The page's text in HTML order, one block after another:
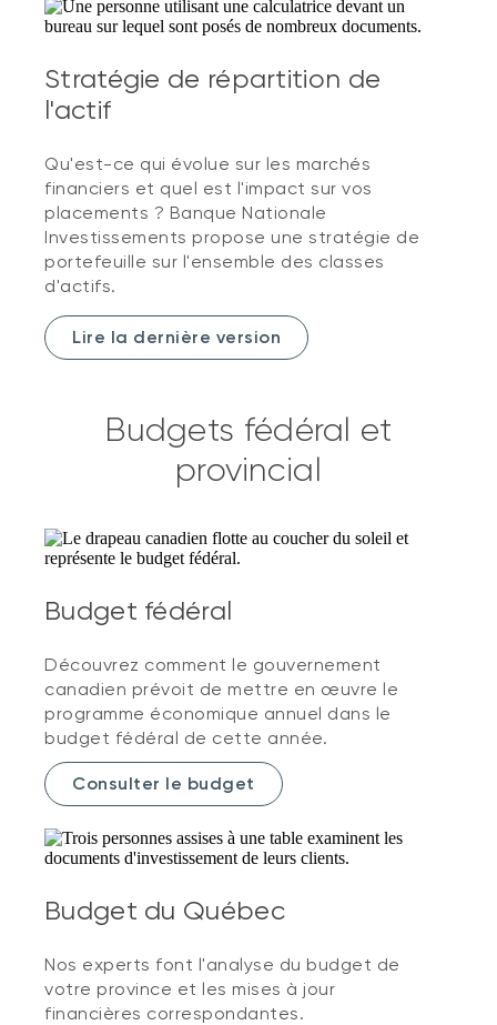
Stratégie de répartition de
l'actif
Qu'est-ce qui évolue sur les marchés
financiers et quel est l'impact sur vos
placements ? Banque Nationale
Investissements propose une stratégie de
portefeuille sur l'ensemble des classes
d'actifs.
Lire la dernière version
Budgets fédéral et
provincial
Budget fédéral
Découvrez comment le gouvernement
canadien prévoit de mettre en œuvre le
programme économique annuel dans le
budget fédéral de cette année.
Consulter le budget
Budget du Québec
Nos experts font l'analyse du budget de
votre province et les mises à jour
financières correspondantes.